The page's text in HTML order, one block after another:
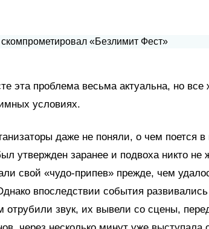
эта проблема весьма актуальна, но
условиях.
даже не поняли, о чем поется в
утвержден заранее и подвоха никто не
свой «чудо-припев» прежде, чем
впоследствии события развивались
отрубили звук, их вывели со сцены,